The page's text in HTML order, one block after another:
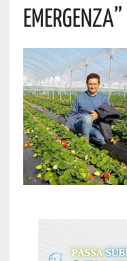
Emergenza”